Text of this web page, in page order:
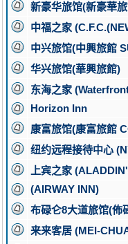
新豪华旅馆(新豪華
中福之家
中兴旅馆(中興旅館
华兴旅馆(華興旅館)
东海之家
Horizon Inn
康富旅馆(康富旅館
纽约远程接待中心
上宾之家
(AIRWAY INN)
布碌仑8大道旅馆(佈
来来客居 (MEI-